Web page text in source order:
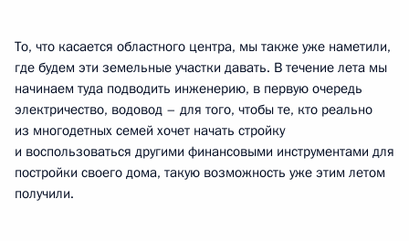
То, что касается областного центра, мы также уже наметили,
где будем эти земельные участки давать. В течение лета мы
начинаем туда подводить инженерию, в первую очередь
электричество, водовод – для того, чтобы те, кто реально
из многодетных семей хочет начать стройку
и воспользоваться другими финансовыми инструментами для
постройки своего дома, такую возможность уже этим летом
получили.